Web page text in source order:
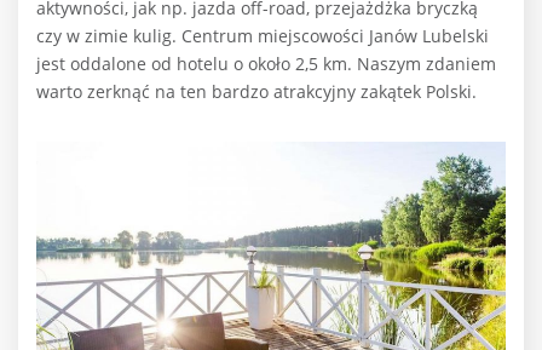
aktywności, jak np. jazda off-road, przejażdżka bryczką
czy w zimie kulig. Centrum miejscowości Janów Lubelski
jest oddalone od hotelu o około 2,5 km. Naszym zdaniem
warto zerknąć na ten bardzo atrakcyjny zakątek Polski.